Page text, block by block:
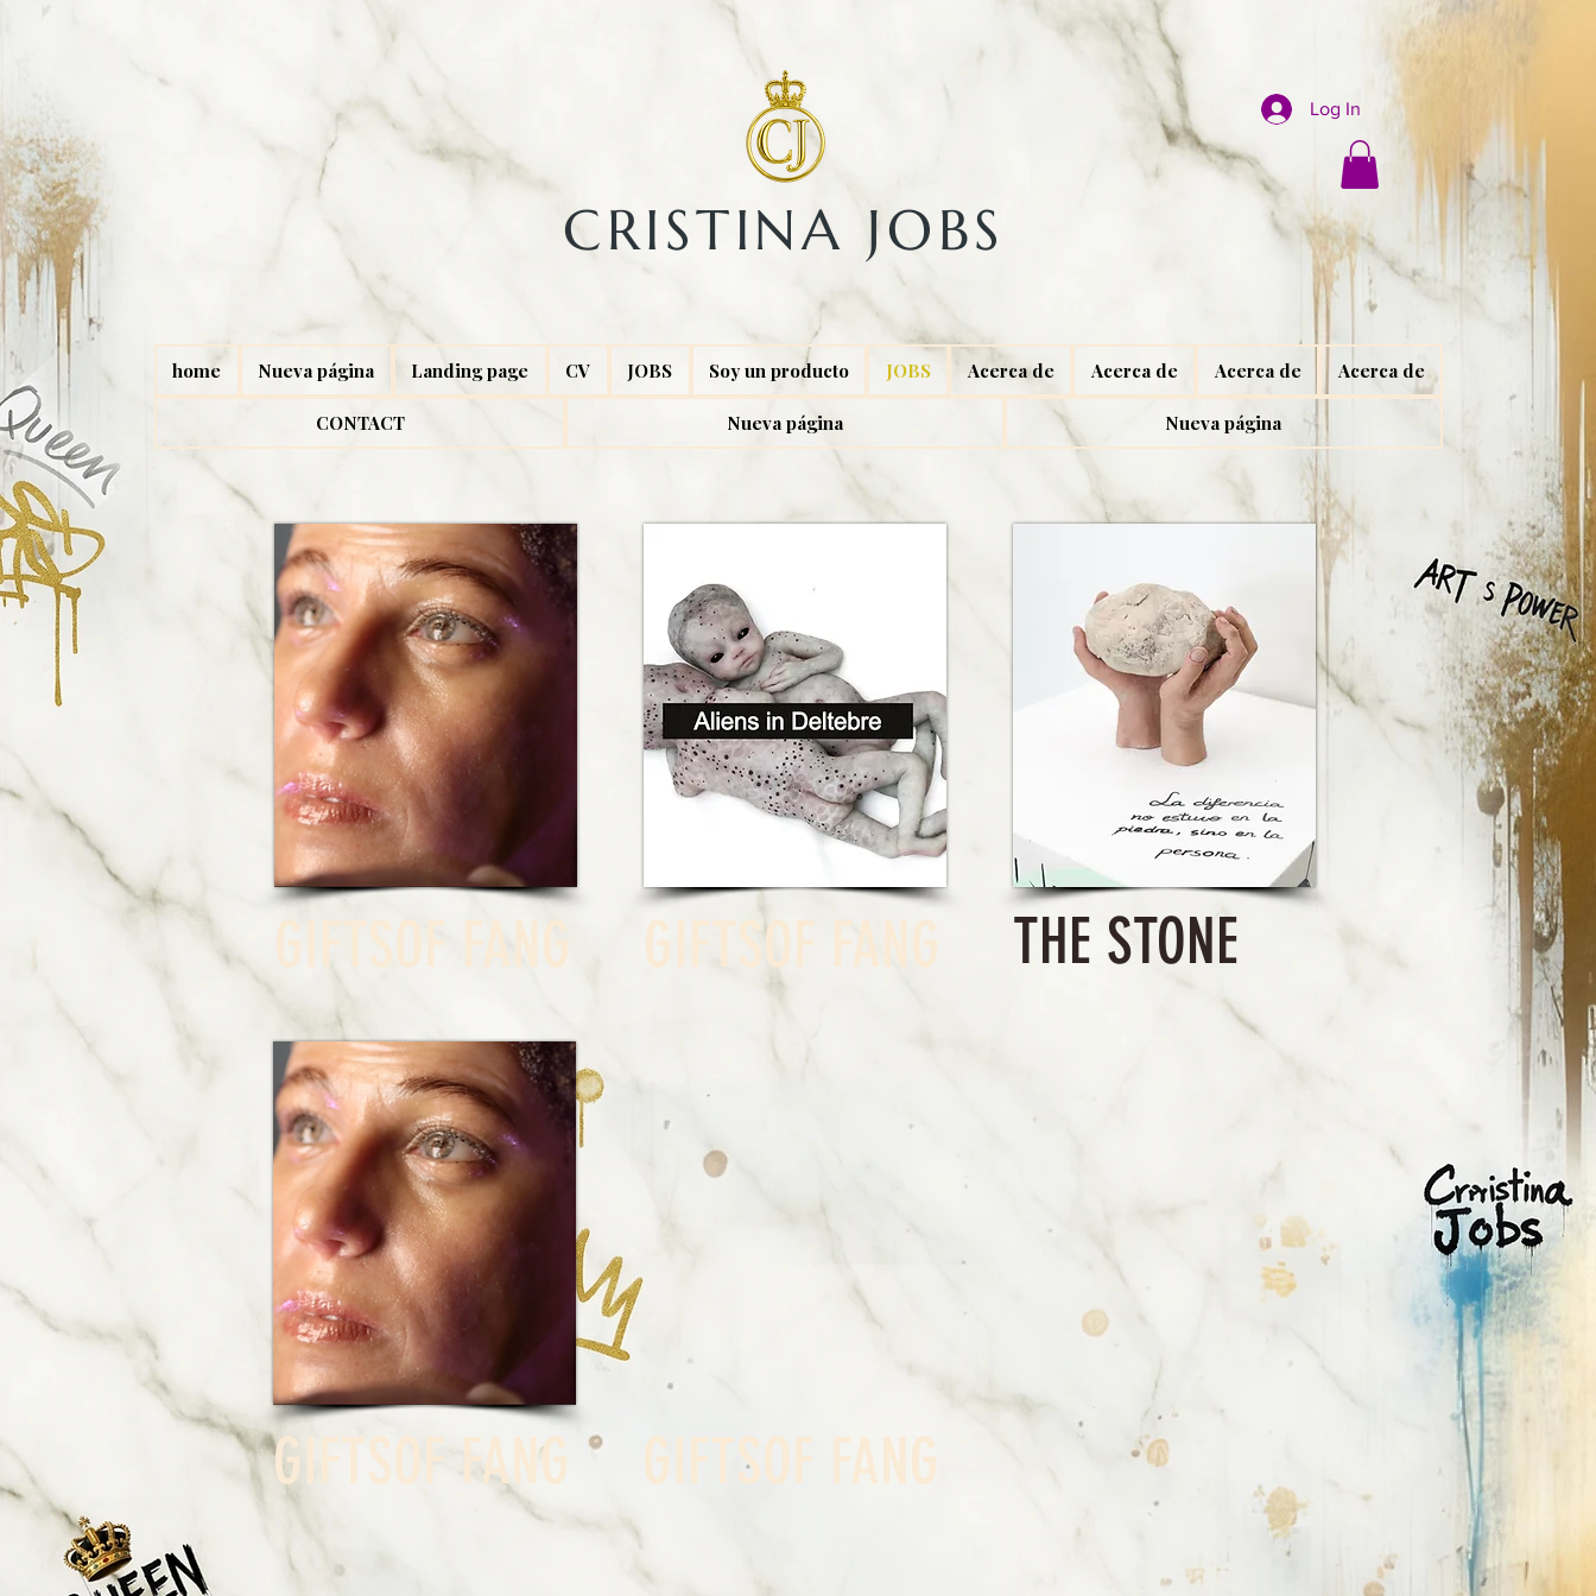
CRISTINA JOBS​
Log In
home Nueva página Landing page CV JOBS Soy un producto JOBS Acerca de Acerca de Acerca de Acerca de
CONTACT Nueva página Nueva página
GIFTS OF FANG GIFTS OF FANG THE STONE
GIFTS OF FANG GIFTSOF FANG